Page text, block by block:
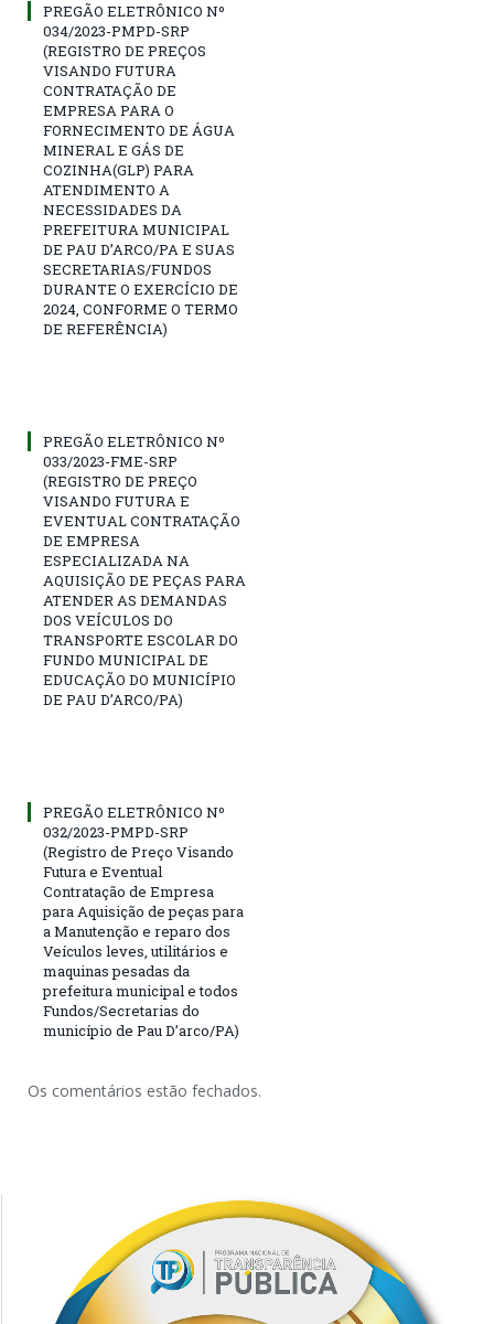
PREGÃO ELETRÔNICO Nº
034/2023-PMPD-SRP
(REGISTRO DE PREÇOS
VISANDO FUTURA
CONTRATAÇÃO DE
EMPRESA PARA O
FORNECIMENTO DE ÁGUA
MINERAL E GÁS DE
COZINHA(GLP) PARA
ATENDIMENTO A
NECESSIDADES DA
PREFEITURA MUNICIPAL
DE PAU D’ARCO/PA E SUAS
SECRETARIAS/FUNDOS
DURANTE O EXERCÍCIO DE
2024, CONFORME O TERMO
DE REFERÊNCIA)
PREGÃO ELETRÔNICO Nº
033/2023-FME-SRP
(REGISTRO DE PREÇO
VISANDO FUTURA E
EVENTUAL CONTRATAÇÃO
DE EMPRESA
ESPECIALIZADA NA
AQUISIÇÃO DE PEÇAS PARA
ATENDER AS DEMANDAS
DOS VEÍCULOS DO
TRANSPORTE ESCOLAR DO
FUNDO MUNICIPAL DE
EDUCAÇÃO DO MUNICÍPIO
DE PAU D’ARCO/PA)
PREGÃO ELETRÔNICO Nº
032/2023-PMPD-SRP
(Registro de Preço Visando
Futura e Eventual
Contratação de Empresa
para Aquisição de peças para
a Manutenção e reparo dos
Veículos leves, utilitários e
maquinas pesadas da
prefeitura municipal e todos
Fundos/Secretarias do
município de Pau D’arco/PA)
Os comentários estão fechados.